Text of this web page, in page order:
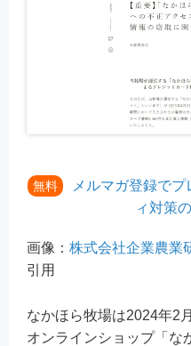
無料
メルマガ登録で
ィ対策
画像： 株式会社企業農業
引用
なかほら牧場は2024年2
オンラインショップ「な